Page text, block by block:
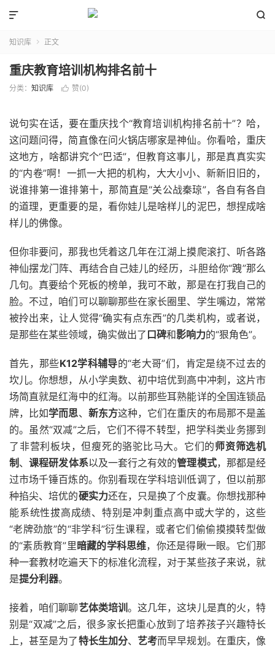


知识库  正文
重庆教育培训机构排名前十
分类： 知识库  赞(0)
说句实在话，要在重庆找个“教育培训机构排名前十”？哈，
这问题问得，简直像在问火锅店哪家是神仙。你看哈，重庆
这地方，啥都讲究个“巴适”，但教育这事儿，那是真真实实
的“内卷”啊！一抓一大把的机构，大大小小、新新旧旧的，
说谁排第一谁排第十，那简直是“关公战秦琼”，各自有各自
的道理，更重要的是，看你娃儿是啥样儿的泥巴，想捏成啥
样儿的佛像。
但你非要问，那我也凭着这几年在江湖上摸爬滚打、听各路
神仙摆龙门阵、再结合自己娃儿的经历，斗胆给你“跩”那么
几句。真要给个死板的榜单，我可不敢，那是在打我自己的
脸。不过，咱们可以聊聊那些在家长圈里、学生嘴边，常常
被拎出来，让人觉得“确实有点东西”的几类机构，或者说，
是那些在某些领域，确实做出了 口碑和影响力的“狠角色”。
首先，那些K12学科辅导的“老大哥”们，肯定是绕不过去的
坎儿。你想想，从小学奥数、初中培优到高中冲刺，这片市
场简直就是红海中的红海。以前那些耳熟能详的全国连锁品
牌，比如学而思、 新东方这种，它们在重庆的布局那不是盖
的。虽然“双减”之后，它们不得不转型，把学科类业务挪到
了非营利板块，但瘦死的骆驼比马大。它们的师资筛选机
制 、课程研发体系以及一套行之有效的管理模式，那都是经
过市场千锤百炼的。你别看现在学科培训低调了，但以前那
种掐尖、培优的硬实力还在，只是换了个皮囊。你想找那种
能系统性拔高成绩、特别是冲刺重点高中或大学的，这些
“老牌劲旅”的“非学科”衍生课程，或者它们偷偷摸摸转型做
的“素质教育”里暗藏的学科思维，你还是得瞅一眼。它们那
种一套教材吃遍天下的标准化流程，对于某些孩子来说，就
是提分利器。
接着，咱们聊聊艺体类培训 。这几年，这块儿是真的火，特
别是“双减”之后，很多家长把重心放到了培养孩子兴趣特长
上，甚至是为了特长生加分、 艺考而早早规划。在重庆，像